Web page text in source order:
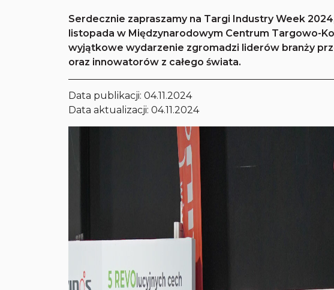
Serdecznie zapraszamy na Targi Industry Week
listopada w Międzynarodowym Centrum Targowo-
wyjątkowe wydarzenie zgromadzi liderów branży
oraz innowatorów z całego świata.
Data publikacji:04.11.2024
Data aktualizacji: 04.11.2024